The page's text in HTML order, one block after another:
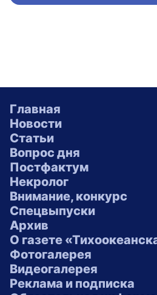
Главная
Новости
Статьи
Вопрос дня
Постфактум
Некролог
Внимание, конкурс
Спецвыпуски
Архив
О газете
Фотогалерея
Видеогалерея
Реклама и подписка